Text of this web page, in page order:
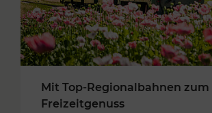
Mit Top-Regionalbahnen zum
Freizeitgenuss